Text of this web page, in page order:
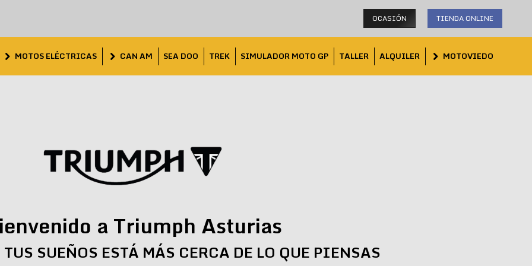
OCASIÓN TIENDA ONLINE
MOTOS ELÉCTRICAS CAN AM SEA DOO TREK SIMULADOR MOTO GP TALLER ALQUILER MOTOVIEDO
a Triumph Asturias
SUEÑOS ESTÁ MÁS CERCA DE LO QUE PIENSAS